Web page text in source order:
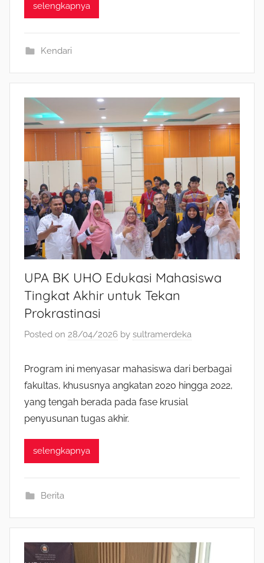
selengkapnya
Kendari
UPA BK UHO Edukasi Mahasiswa
Tingkat Akhir untuk Tekan
Prokrastinasi
Posted on 28/04/2026 by sultramerdeka
Program ini menyasar mahasiswa dari berbagai
fakultas, khususnya angkatan 2020 hingga 2022,
yang tengah berada pada fase krusial
penyusunan tugas akhir.
selengkapnya
Berita